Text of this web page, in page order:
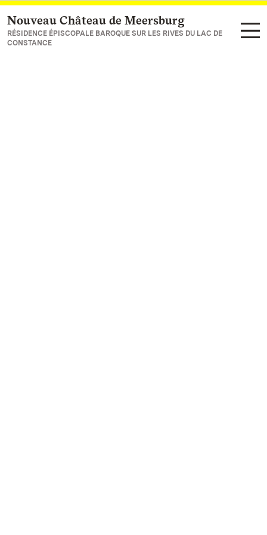
Vers la page d’accueil
Nouveau Château de Meersburg
RÉSIDENCE ÉPISCOPALE BAROQUE SUR LES RIVES DU LAC DE
CONSTANCE